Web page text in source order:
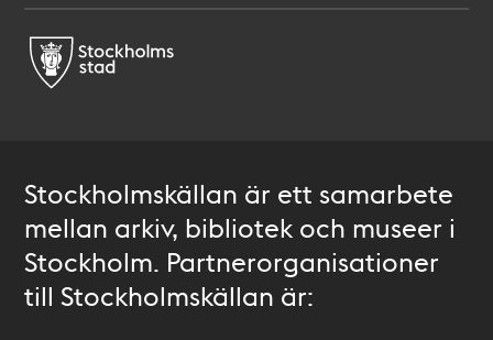
Stockholmskällan är ett samarbete
mellan arkiv, bibliotek och museer i
Stockholm. Partnerorganisationer
till Stockholmskällan är: